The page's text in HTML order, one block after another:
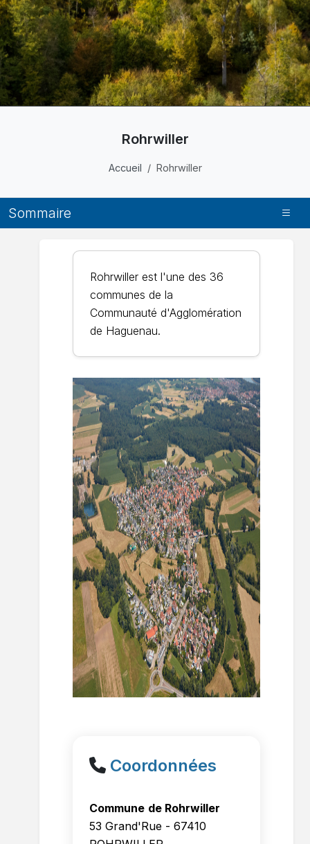
Rohrwiller
Accueil Rohrwiller
Sommaire
Rohrwiller est l'une des 36
communes de la
Communauté d'Agglomération
de Haguenau.
Coordonnées
Commune de Rohrwiller
53 Grand'Rue - 67410